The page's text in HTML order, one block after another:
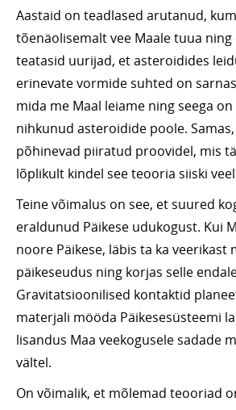
Aastaid on teadlased arutanud,
tõenäolisemalt vee Maale tuua ning
teatasid uurijad, et asteroidides
erinevate vormide suhted on
mida me Maal leiame ning seega
nihkunud asteroidide poole.
põhinevad piiratud proovidel, mis
lõplikult kindel see teooria siiski
Teine võimalus on see, et suured
eraldunud Päikese udukogust. Kui
noore Päikese, läbis ta ka veerikast
päikeseudus ning korjas selle
Gravitatsioonilised kontaktid
materjali mööda Päikesesüsteemi
lisandus Maa veekogusele sadade
vältel.
On võimalik, et mõlemad teooriad